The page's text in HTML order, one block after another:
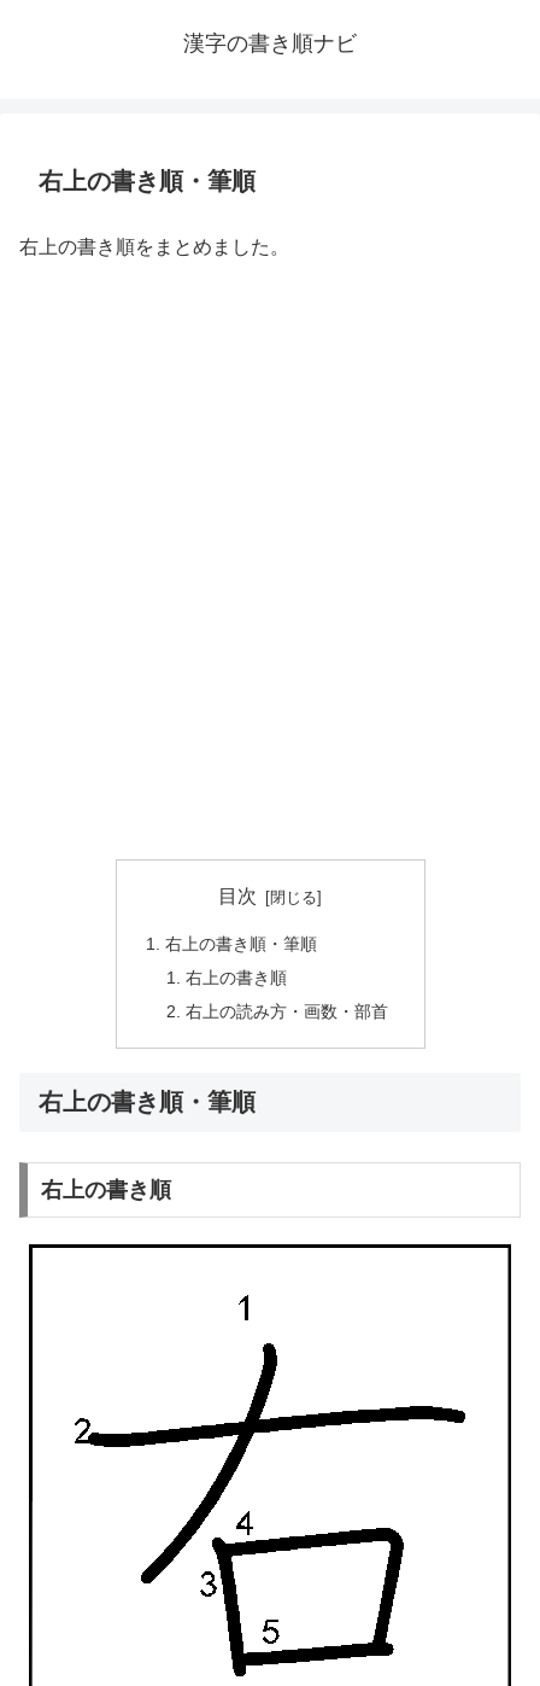
漢字の書き順ナビ
右上の書き順・筆順
右上の書き順をまとめました。
目次
右上の書き順・筆順
右上の書き順
右上の読み方・画数・部首
右上の書き順・筆順
右上の書き順